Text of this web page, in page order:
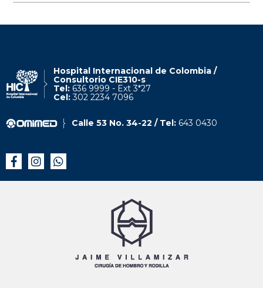
Hospital Internacional de Colombia /
Consultorio CIE310-s
Tel: 636 9999 - Ext 3*27
Cel:302 2234 7096
Calle 53 No. 34-22 / Tel: 643 0430